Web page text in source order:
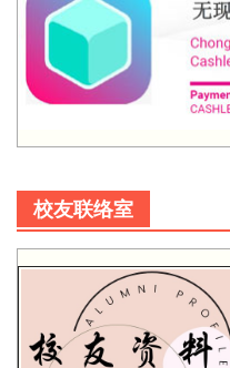
校友联络室